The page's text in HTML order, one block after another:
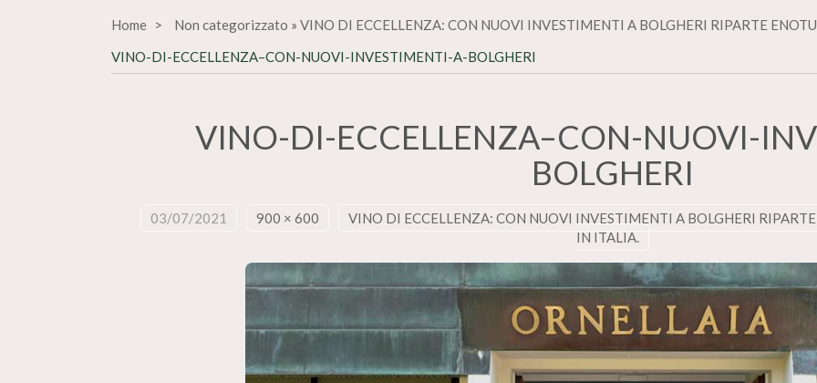
Home Non categorizzato » VINO DI ECCELLENZA: CON NUOVI INVESTIMENTI A BOLGHERI RIPARTE
VINO-DI-ECCELLENZA–CON-NUOVI-INVESTIMENTI-A-BOLGHERI
VINO-DI-ECCELLENZA–CON-NUOVI-
BOLGHERI
03/07/2021 900 × 600
VINO DI ECCELLENZA: CON NUOVI INVESTIMENTI A BOLGHERI
IN ITALIA.